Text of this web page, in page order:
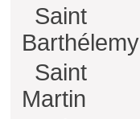
Saint
Barthélemy
Saint
Martin